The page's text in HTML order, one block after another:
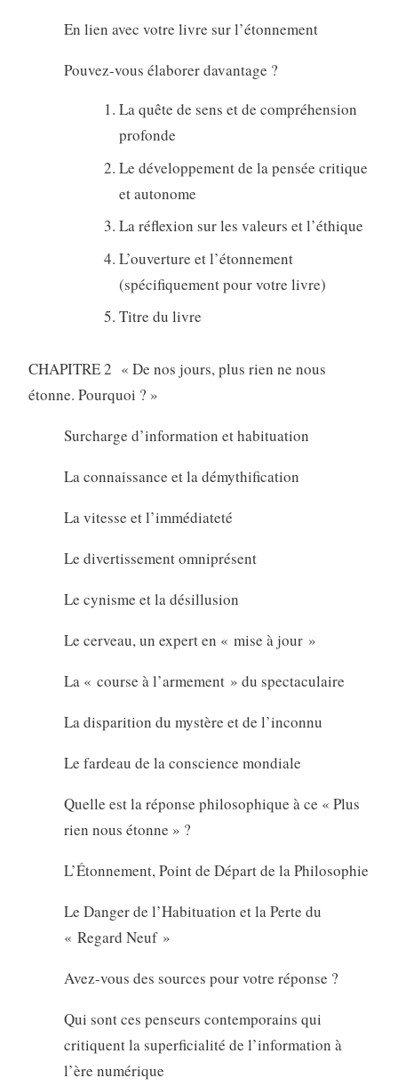
En lien avec votre livre sur l’étonnement
Pouvez-vous élaborer davantage ?
La quête de sens et de compréhension
profonde
Le développement de la pensée critique
et autonome
La réflexion sur les valeurs et l’éthique
L’ouverture et l’étonnement
(spécifiquement pour votre livre)
Titre du livre
CHAPITRE 2 « De nos jours, plus rien ne nous
étonne. Pourquoi ? »
Surcharge d’information et habituation
La connaissance et la démythification
La vitesse et l’immédiateté
Le divertissement omniprésent
Le cynisme et la désillusion
Le cerveau, un expert en « mise à jour »
La « course à l’armement » du spectaculaire
La disparition du mystère et de l’inconnu
Le fardeau de la conscience mondiale
Quelle est la réponse philosophique à ce « Plus
rien nous étonne » ?
L’Étonnement, Point de Départ de la Philosophie
Le Danger de l’Habituation et la Perte du
« Regard Neuf »
Avez-vous des sources pour votre réponse ?
Qui sont ces penseurs contemporains qui
critiquent la superficialité de l’information à
l’ère numérique